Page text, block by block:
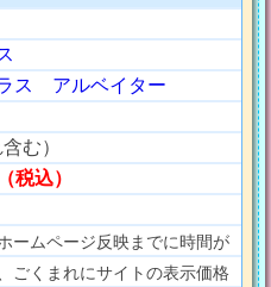
ス アルベイター
む）
税込）
ームページ反映までに時間が
ごくまれにサイトの表示価格